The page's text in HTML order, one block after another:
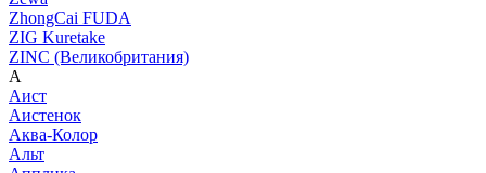
ZhongCai FUDA
ZIG Kuretake
ZINC (Великобритания)
А
Аист
Аистенок
Аква-Колор
Альт